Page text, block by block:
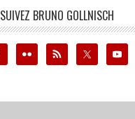
SUIVEZ BRUNO GOLLNISCH